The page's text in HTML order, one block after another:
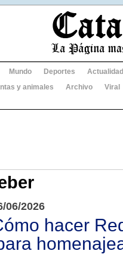
Mundo Deportes
Actualidad
y animales Archivo
Viral
06/2026
hacer